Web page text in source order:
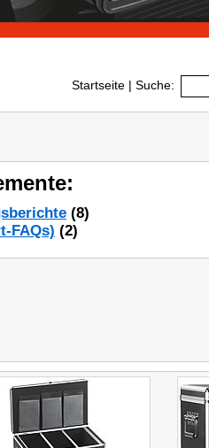
Startseite | Suche:
(8)
FAQs) (2)